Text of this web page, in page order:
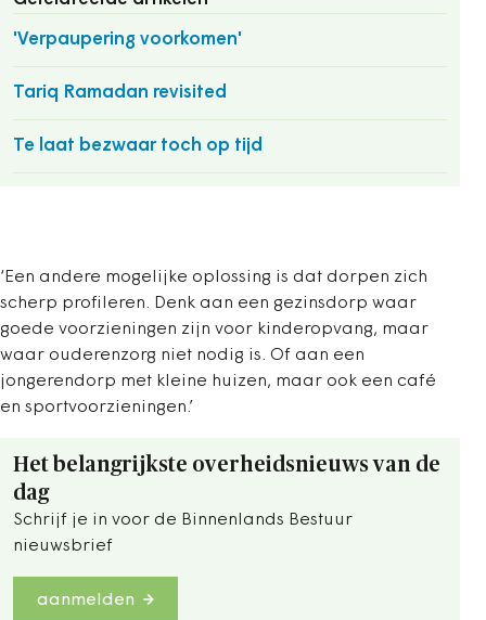
'Verpaupering voorkomen'
Tariq Ramadan revisited
Te laat bezwaar toch op tijd
‘Een andere mogelijke oplossing is dat dorpen zich
scherp profileren. Denk aan een gezinsdorp waar
goede voorzieningen zijn voor kinderopvang, maar
waar ouderenzorg niet nodig is. Of aan een
jongerendorp met kleine huizen, maar ook een café
en sportvoorzieningen.’
Het belangrijkste overheidsnieuws van de
dag
Schrijf je in voor de Binnenlands Bestuur
nieuwsbrief
aanmelden